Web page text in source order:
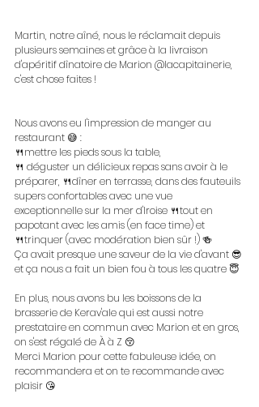
Martin, notre aîné, nous le réclamait depuis
plusieurs semaines et grâce à la livraison
d'apéritif dînatoire de Marion @lacapitainerie,
c'est chose faites !
Nous avons eu l'impression de manger au
restaurant 😅 :
🍴mettre les pieds sous la table,
🍴 déguster un délicieux repas sans avoir à le
préparer, 🍴dîner en terrasse, dans des fauteuils
supers confortables avec une vue
exceptionnelle sur la mer d'Iroise 🍴tout en
papotant avec les amis (en face time) et
🍴trinquer (avec modération bien sûr !) 🍻
Ça avait presque une saveur de la vie d'avant 😎
et ça nous a fait un bien fou à tous les quatre 😇
En plus, nous avons bu les boissons de la
brasserie de Kerav'ale qui est aussi notre
prestataire en commun avec Marion et en gros,
on s'est régalé de À à Z 😚
Merci Marion pour cette fabuleuse idée, on
recommandera et on te recommande avec
plaisir 😘